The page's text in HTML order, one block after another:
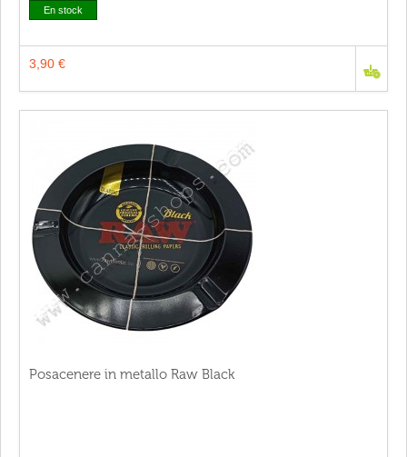
En stock
3,90 €
Posacenere in metallo Raw Black